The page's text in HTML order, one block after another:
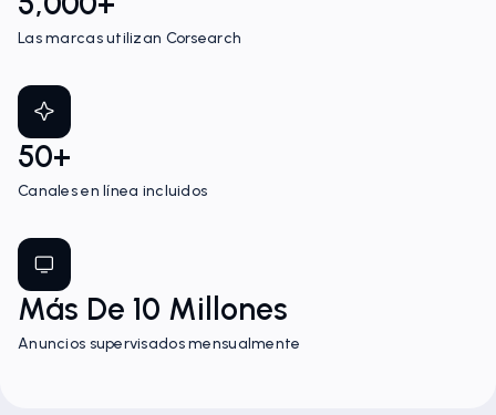
Las marcas utilizan Corsearch
50+
Canales en línea incluidos
Más De 10 Millones
Anuncios supervisados mensualmente